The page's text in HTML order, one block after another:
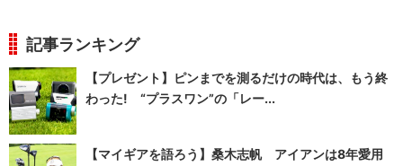
記事ランキング
【プレゼント】ピンまでを測るだけの時代は、もう終
わった! “プラスワン”の「レー...
【マイギアを語ろう】桑木志帆 アイアンは8年愛用